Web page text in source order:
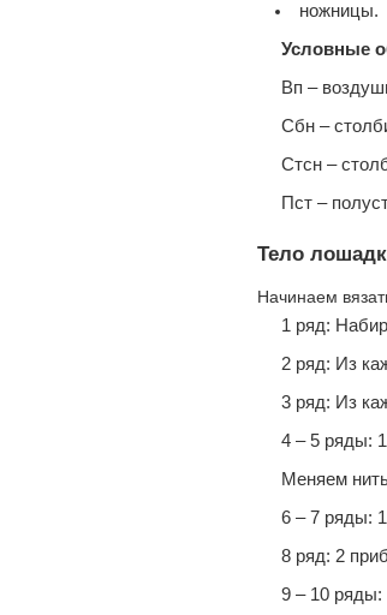
ножницы.
Услoвные
Вп –
Cбн –
Стсн –
Пст –
Тело
Начинаем
1 ряд:
2 ряд: Из
3 ряд: Из
4 – 5 ряды:
Мeняем
6 – 7 ряды:
8 ряд: 2
9 – 10 ряды: